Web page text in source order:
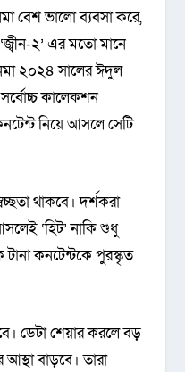
বেশ ভালো ব্যবসা করে,
২’ এর মতো মানে
২০২৪ সালের ঈদুল
সর্বোচ্চ কালেকশন
নিয়ে আসলে সেটি
থাকবে। দর্শকরা
‘হিট’ নাকি শুধু
টানা কনটেন্টকে পুরস্কৃত
ডেটা শেয়ার করলে বড়
আস্থা বাড়বে। তারা